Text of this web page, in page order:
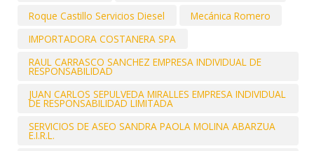
Roque Castillo Servicios Diesel
Mecánica Romero
IMPORTADORA COSTANERA SPA
RAUL CARRASCO SANCHEZ EMPRESA INDIVIDUAL DE
RESPONSABILIDAD
JUAN CARLOS SEPULVEDA MIRALLES EMPRESA INDIVIDUAL
DE RESPONSABILIDAD LIMITADA
SERVICIOS DE ASEO SANDRA PAOLA MOLINA ABARZUA
E.I.R.L.